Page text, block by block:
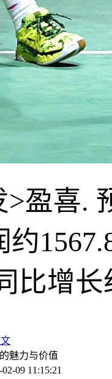
魅力与价值
02-09 11:15:21